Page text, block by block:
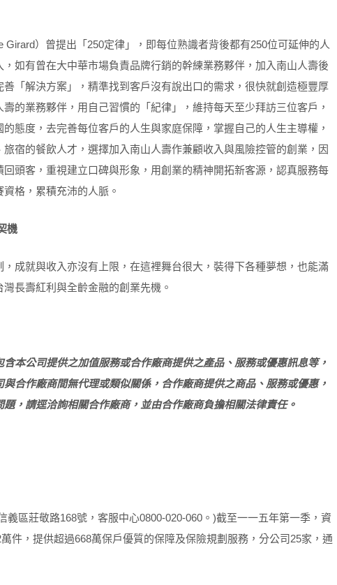
）曾提出「250定律」，即每位熟識者背後都有250位可延伸的人
如有曾在大中華市場負責品牌行銷的幹練業務夥伴，加入南山人壽後
「解決方案」，精準找到客戶沒有說出口的需求，很快就創造極豐厚
的業務夥伴，用自己習慣的「紀律」，維持每天至少拜訪三位客戶，
態度，去完善每位客戶的人生與家庭保障，掌握自己的人生主導權，
宿的餐飲人才，選擇加入南山人壽作兼顧收入與風險控管的創業，因
頭客，重視建立口碑與形象，用創業的精神開拓新客源，認真服務每
格，累積充沛的人脈。
機
成就與收入亦沒有上限，在這裡舞台很大，裝得下各種夢想，也能滿
長壽紅利與全齡金融的創業先機。
本公司提供之加值服務或合作廠商提供之產品、服務或優惠訊息等，
合作廠商間無代理或類似關係，合作廠商提供之商品、服務或優惠，
，請逕洽詢相關合作廠商，並由合作廠商負擔相關法律責任。
區莊敬路168號，客服中心0800-020-060。)截至一一五年第一季，資
件，提供超過668萬保戶優質的保障及保險規劃服務，分公司25家，通